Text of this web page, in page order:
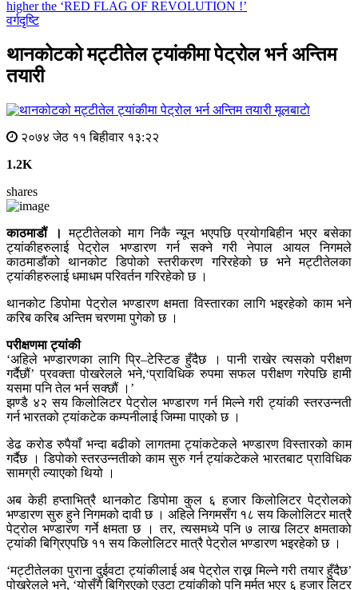
वर्गदृष्टि
थानकोटको मट्टीतेल ट्यांकीमा पेट्रोल भर्न अन्तिम
तयारी
मूलबाटाे
२०७४ जेठ ११ बिहीवार १३:२२
1.2K
shares
काठमाडौं । मट्टीतेलको माग निकै न्यून भएपछि प्रयोगबिहीन भएर बसेका
ट्यांकीहरुलाई पेट्रोल भण्डारण गर्न सक्ने गरी नेपाल आयल निगमले
काठमाडौंको थानकोट डिपोको स्तरीकरण गरिरहेको छ भने मट्टीतेलका
ट्यांकीहरुलाई धमाधम परिवर्तन गरिरहेको छ ।
थानकोट डिपोमा पेट्रोल भण्डारण क्षमता विस्तारका लागि भइरहेको काम भने
करिब करिब अन्तिम चरणमा पुगेको छ ।
परीक्षणमा ट्यांकी
‘अहिले भण्डारणका लागि प्रि–टेस्टिङ हुँदैछ । पानी राखेर त्यसको परीक्षण
गर्दैछौं’ प्रवक्ता पोखरेलले भने,‘प्राविधिक रुपमा सफल परीक्षण गरेपछि हामी
यसमा पनि तेल भर्न सक्छौं ।’
झण्डै ४२ सय किलोलिटर पेट्रोल भण्डारण गर्न मिल्ने गरी ट्यांकी स्तरउन्नती
गर्न भारतको ट्यांकटेक कम्पनीलाई जिम्मा पाएको छ ।
डेढ करोड रुपैयाँ भन्दा बढीको लागतमा ट्यांकटेकले भण्डारण विस्तारको काम
गर्दैछ । डिपोको स्तरउन्नतीको काम सुरु गर्न ट्यांकटेकले भारतबाट प्राविधिक
सामग्री ल्याएको थियो ।
अब केही हप्ताभित्रै थानकोट डिपोमा कुल ६ हजार किलोलिटर पेट्रोलको
भण्डारण सुरु हुने निगमको दावी छ । अहिले निगमसँग १८ सय किलोलिटर मात्रै
पेट्रोल भण्डारण गर्ने क्षमता छ । तर, त्यसमध्ये पनि ७ लाख लिटर क्षमताको
ट्यांकी बिग्रिएपछि ११ सय किलोलिटर मात्रै पेट्रोल भण्डारण भइरहेको छ ।
‘मट्टीतेलका पुराना दुईवटा ट्यांकीलाई अब पेट्रोल राख्न मिल्ने गरी तयार हुँदैछ’
पोखरेलले भने, ‘योसँगै बिग्रिएको एउटा ट्यांकीको पनि मर्मत भएर ६ हजार लिटर